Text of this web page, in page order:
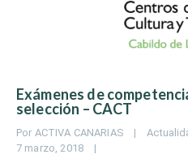
Exámenes de
selección – CACT
Por ACTIVA CANARIAS |
7 marzo, 2018 |